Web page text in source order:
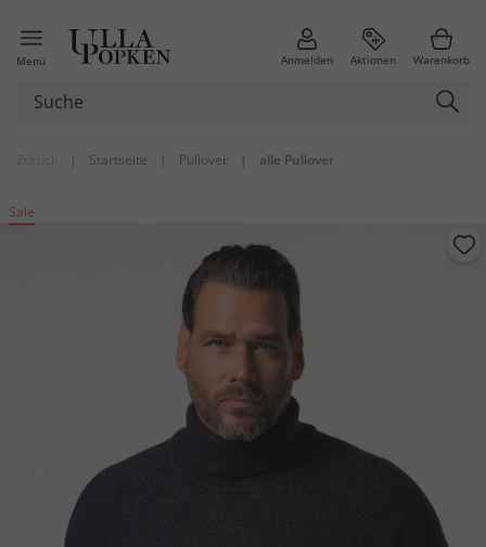
Menü Anmelden Aktionen Warenkorb
| Startseite | Pullover | alle Pullover
Sale